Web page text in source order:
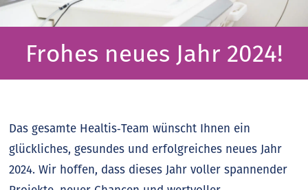
Frohes neues Jahr 2024!
Das gesamte Healtis‑Team wünscht Ihnen ein
glückliches, gesundes und erfolgreiches neues Jahr
2024. Wir hoffen, dass dieses Jahr voller spannender